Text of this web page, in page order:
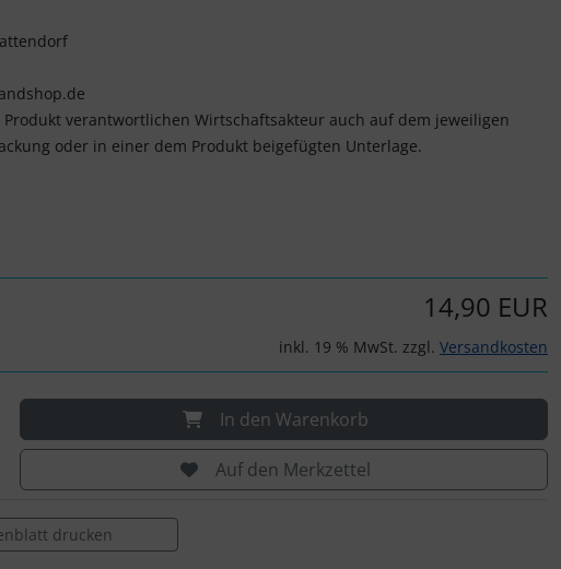
verantwortlichen Wirtschaftsakteur auch auf dem jeweiligen
oder in einer dem Produkt beigefügten Unterlage.
14,90 EUR
inkl. 19 % MwSt. zzgl. Versandkosten
In den Warenkorb
Auf den Merkzettel
drucken